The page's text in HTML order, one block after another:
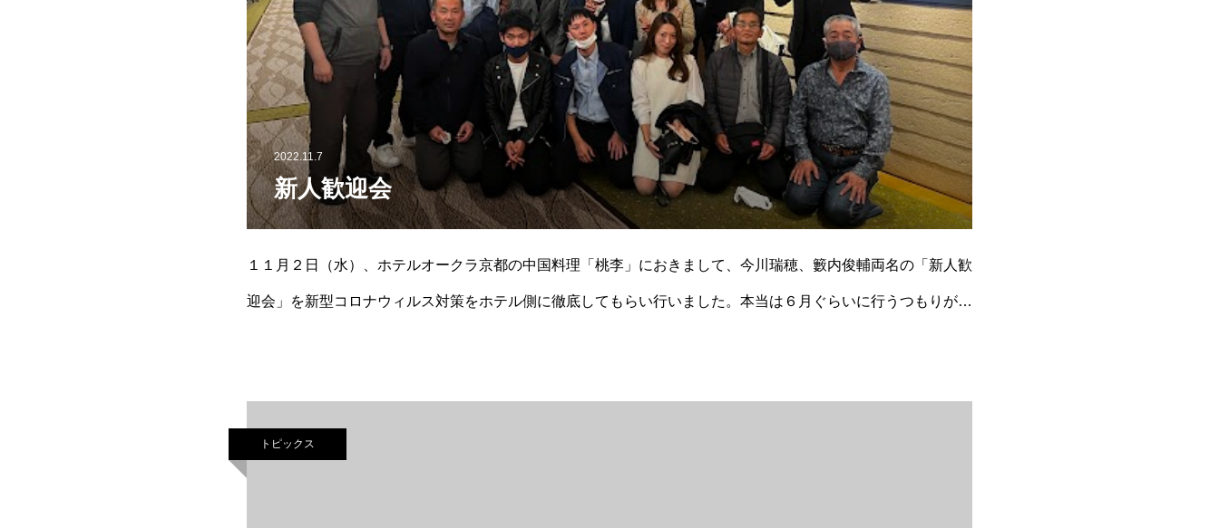
2022.11.7
新人歓迎会
１１月２日（水）、ホテルオークラ京都の中国料理「桃李」におきまして、今川瑞穂、籔内俊輔両名の「新人歓
迎会」を新型コロナウィルス対策をホテル側に徹底してもらい行いました。本当は６月ぐらいに行うつもりが、
トピックス